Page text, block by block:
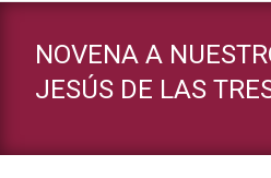
NOVENA A
JESÚS DE LAS